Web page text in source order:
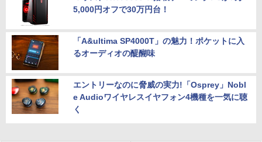
5,000円オフで30万円台！
「A&ultima SP4000T」の魅力！ポケットに入
るオーディオの醍醐味
エントリーなのに脅威の実力!「Osprey」Nobl
e Audioワイヤレスイヤフォン4機種を一気に聴
く